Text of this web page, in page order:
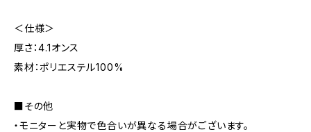
＜仕様＞
厚さ：4.1オンス
素材：ポリエステル100%
■その他
・モニターと実物で色合いが異なる場合がございます。